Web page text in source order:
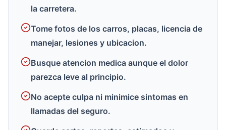
la carretera.
Tome fotos de los carros, placas, licencia de
manejar, lesiones y ubicacion.
Busque atencion medica aunque el dolor
parezca leve al principio.
No acepte culpa ni minimice sintomas en
llamadas del seguro.